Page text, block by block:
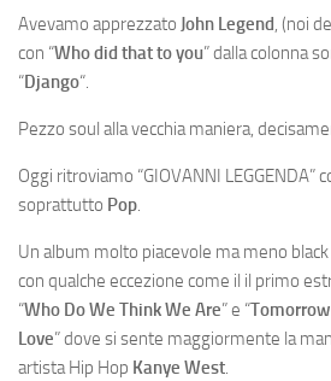
Avevamo apprezzato John Legend, (noi
con “Who did that to you” dalla colonna
“Django“.
Pezzo soul alla vecchia maniera,
Oggi ritroviamo “GIOVANNI LEGGENDA”
soprattutto Pop.
Un album molto piacevole ma meno
con qualche eccezione come il il primo
“Who Do We Think We Are” e “Tomorrow
Love” dove si sente maggiormente la
artista Hip Hop Kanye West.